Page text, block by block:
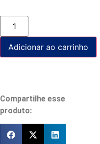
Adicionar ao carrinho
Compartilhe esse
produto: